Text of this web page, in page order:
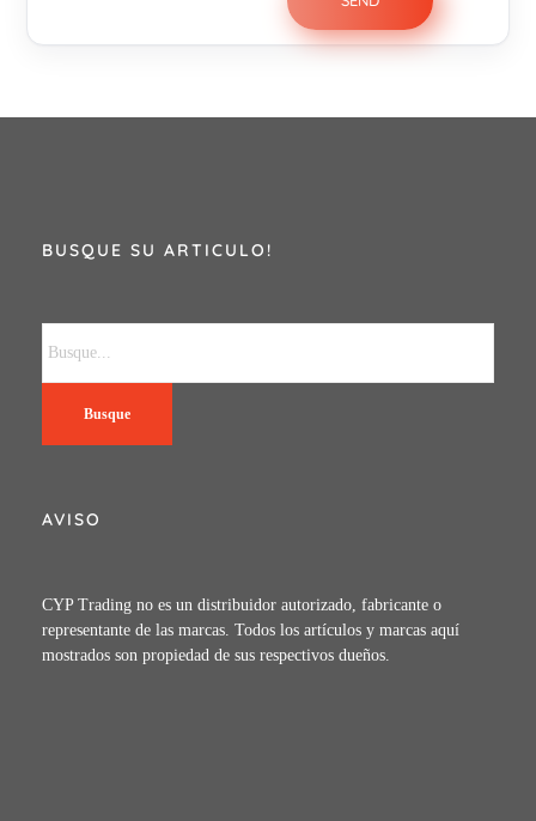
BUSQUE SU ARTICULO!
Busque
AVISO
CYP Trading no es un distribuidor autorizado, fabricante o
representante de las marcas. Todos los artículos y marcas aquí
mostrados son propiedad de sus respectivos dueños.